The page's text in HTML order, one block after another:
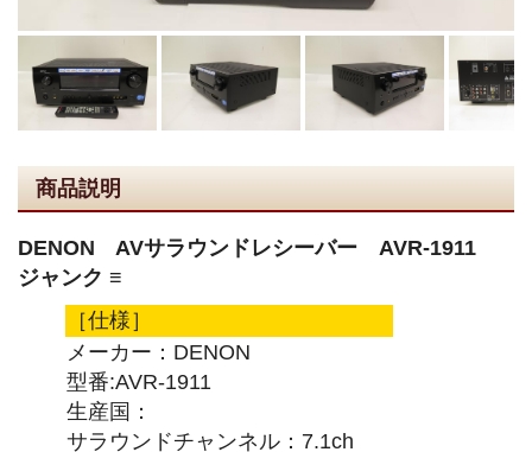
商品説明
DENON AVサラウンドレシーバー AVR-1911
ジャンク ≡
［仕様］
メーカー：DENON
型番:AVR-1911
生産国：
サラウンドチャンネル：7.1ch